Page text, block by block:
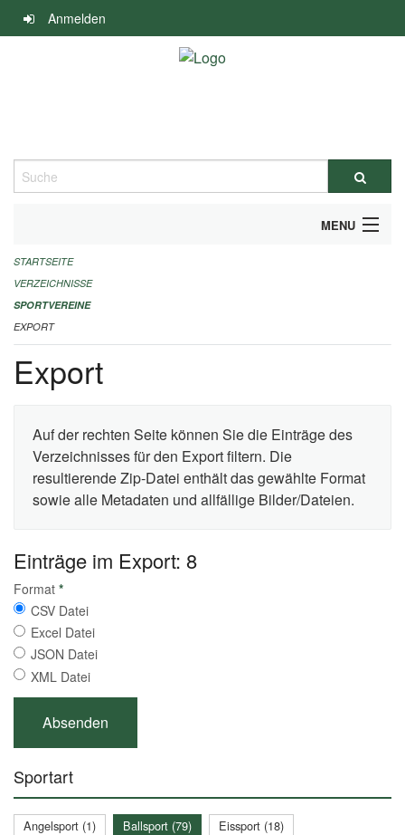
Navigation
überspringen
Anmelden
Suche
MENU
ALLGEMEINE INFORMATIONEN
FINANZIELLE UNTERSTÜTZUNG BENÖTIGT?
KONTAKT
STARTSEITE
VERZEICHNISSE
SPORTVEREINE
EXPORT
Export
Auf der rechten Seite können Sie die Einträge des
Verzeichnisses für den Export filtern. Die
resultierende Zip-Datei enthält das gewählte Format
sowie alle Metadaten und allfällige Bilder/Dateien.
Einträge im Export: 8
Format *
CSV Datei
Excel Datei
JSON Datei
XML Datei
Sportart
Angelsport (1) Ballsport (79)
Eissport (18)